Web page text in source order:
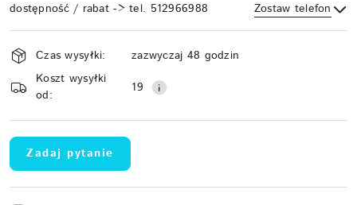
dostępność / rabat -> tel. 512966988 Zostaw telefon
Wyślij
Dostępność
i
dostawa
Czas wysyłki:
zazwyczaj 48 godzin
Koszt wysyłki
od:
19
Zadaj pytanie